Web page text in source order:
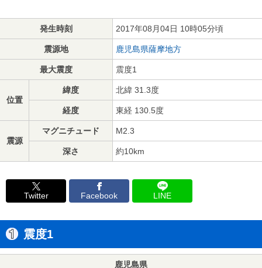
発生時刻 2017年08月04日 10時05分頃
震源地 鹿児島県薩摩地方
最大震度 震度1
位置
緯度 北緯 31.3度
経度 東経 130.5度
震源
マグニチュード M2.3
深さ 約10km
Twitter Facebook LINE
震度1
鹿児島県